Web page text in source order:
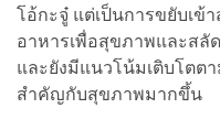
โอ้กะจู๋ แต่เป็นการขยับเ
อาหารเพื่อสุขภาพและสลั
และยังมีแนวโน้มเติบโตต
สำคัญกับสุขภาพมากขึ้น